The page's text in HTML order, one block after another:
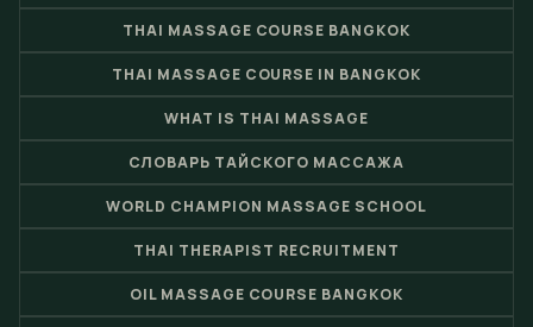
THAI MASSAGE COURSE BANGKOK
THAI MASSAGE COURSE IN BANGKOK
WHAT IS THAI MASSAGE
СЛОВАРЬ ТАЙСКОГО МАССАЖА
WORLD CHAMPION MASSAGE SCHOOL
THAI THERAPIST RECRUITMENT
OIL MASSAGE COURSE BANGKOK